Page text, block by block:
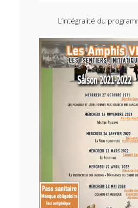
L’intégralité du